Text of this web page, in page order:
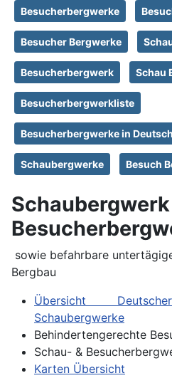
Besucherbergwerke
Besucher Bergwerke
Besucherbergwerk Schau
Besucherbergwerkliste
Besucherbergwerke in
Schaubergwerke Besuch
sowie befahrbare
Bergbau
Übersicht
Schaubergwerke
Behindertengerechte
Schau- &
Karten Übersicht